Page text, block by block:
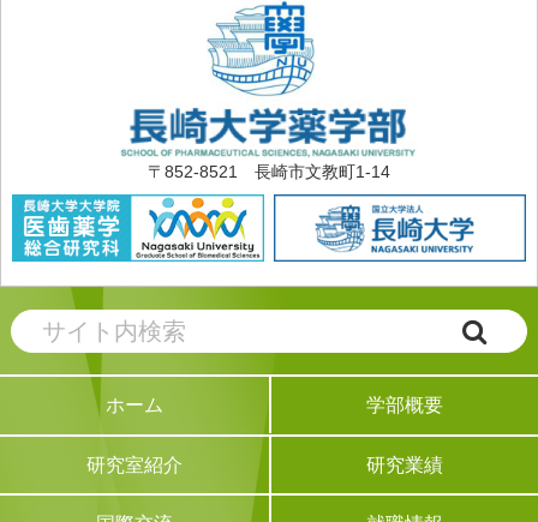
〒852-8521 長崎市文教町1-14
ホーム 学部概要
研究室紹介 研究業績